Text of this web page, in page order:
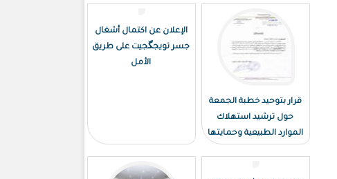
قرار بتوحيد خطبة الجمعة
حول ترشيد استهلاك
الموارد الطبيعية وحمايتها
الإعلان عن اكتمال أشغال
جسر تويجگجيت على طريق
الأمل